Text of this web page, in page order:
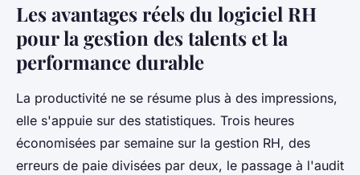
Les avantages réels du logiciel RH
pour la gestion des talents et la
performance durable
La productivité ne se résume plus à des impressions,
elle s'appuie sur des statistiques. Trois heures
économisées par semaine sur la gestion RH, des
erreurs de paie divisées par deux, le passage à l'audit